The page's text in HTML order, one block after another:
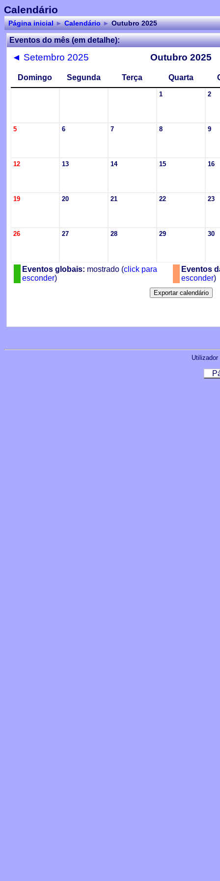
Calendário
Página inicial ► Calendário ►Outubro 2025
Eventos do mês (em detalhe):
◄ Setembro 2025 Outubro 2025
Domingo Segunda Terça Quarta
1 2
5 6 7 8 9
12 13 14 15 16
19 20 21 22 23
26 27 28 29 30
Eventos globais: mostrado (click para
esconder)
Eventos
esconder)